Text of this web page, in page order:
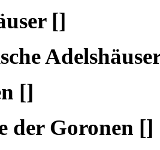
[]
[]
der Goronen []